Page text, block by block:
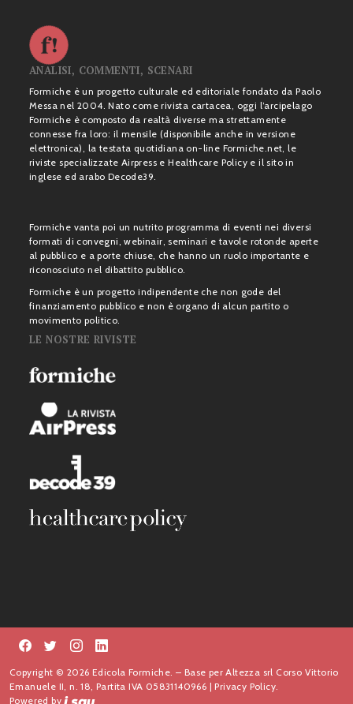
ANALISI, COMMENTI, SCENARI
Formiche è un progetto culturale ed editoriale fondato da Paolo
Messa nel 2004. Nato come rivista cartacea, oggi l’arcipelago
Formiche è composto da realtà diverse ma strettamente
connesse fra loro: il mensile (disponibile anche in versione
elettronica), la testata quotidiana on-line Formiche.net, le
riviste specializzate Airpress e Healthcare Policy e il sito in
inglese ed arabo Decode39.
Formiche vanta poi un nutrito programma di eventi nei diversi
formati di convegni, webinair, seminari e tavole rotonde aperte
al pubblico e a porte chiuse, che hanno un ruolo importante e
riconosciuto nel dibattito pubblico.
Formiche è un progetto indipendente che non gode del
finanziamento pubblico e non è organo di alcun partito o
movimento politico.
LE NOSTRE RIVISTE
Copyright © 2026 Edicola Formiche. – Base per Altezza srl Corso Vittorio
Emanuele II, n. 18, Partita IVA 05831140966 |Privacy Policy.
Powered by